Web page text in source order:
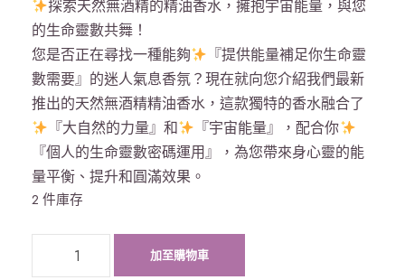
探索天然無酒精的精油香水，擁抱宇宙能量，與您
的生命靈數共舞！
您是否正在尋找一種能夠
『提供能量補足你生命靈
數需要』的迷人氣息香氛？現在就向您介紹我們最新
推出的天然無酒精精油香水，這款獨特的香水融合了
『大自然的力量』和
『宇宙能量』，配合你
『個人的生命靈數密碼運用』，為您帶來身心靈的能
量平衡、提升和圓滿效果。
2 件庫存
加至購物車